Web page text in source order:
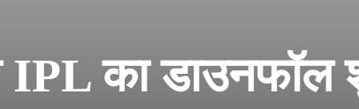
IPL का डाउनफॉल